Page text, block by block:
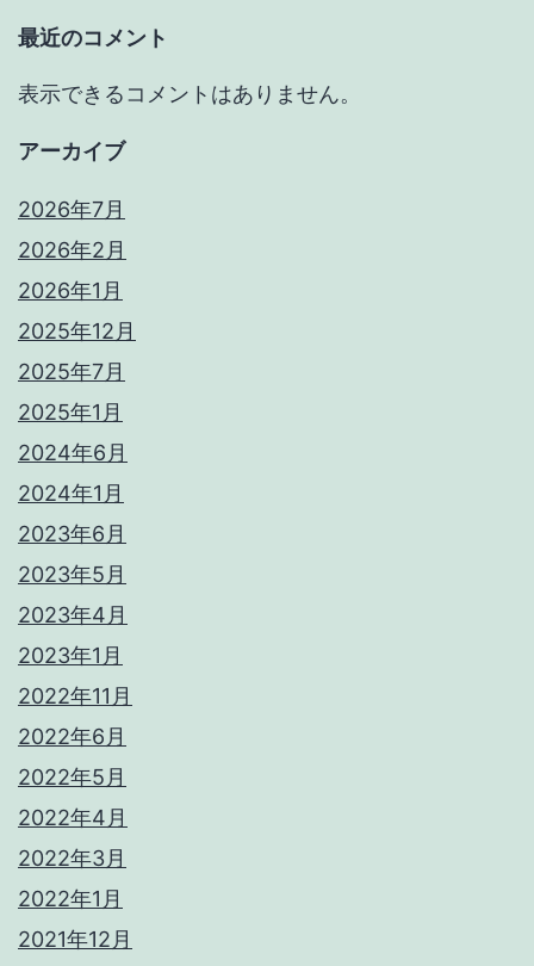
最近のコメント
表示できるコメントはありません。
アーカイブ
2026年7月
2026年2月
2026年1月
2025年12月
2025年7月
2025年1月
2024年6月
2024年1月
2023年6月
2023年5月
2023年4月
2023年1月
2022年11月
2022年6月
2022年5月
2022年4月
2022年3月
2022年1月
2021年12月